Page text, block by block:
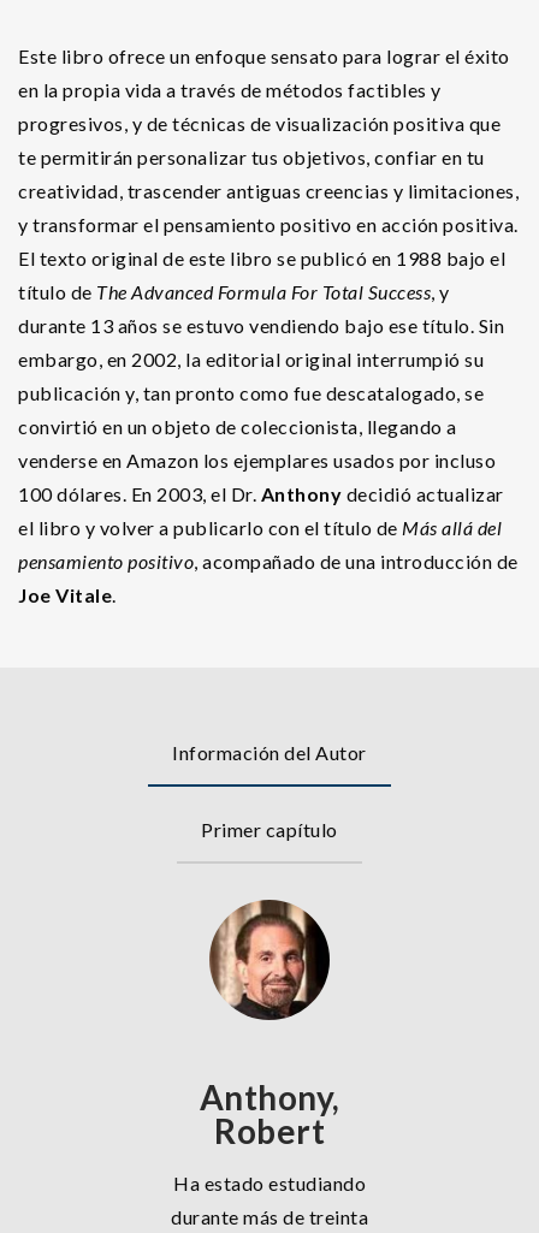
Este libro ofrece un enfoque sensato para lograr el éxito
en la propia vida a través de métodos factibles y
progresivos, y de técnicas de visualización positiva que
te permitirán personalizar tus objetivos, confiar en tu
creatividad, trascender antiguas creencias y limitaciones,
y transformar el pensamiento positivo en acción positiva.
El texto original de este libro se publicó en 1988 bajo el
título de The Advanced Formula For Total Success, y
durante 13 años se estuvo vendiendo bajo ese título. Sin
embargo, en 2002, la editorial original interrumpió su
publicación y, tan pronto como fue descatalogado, se
convirtió en un objeto de coleccionista, llegando a
venderse en Amazon los ejemplares usados por incluso
100 dólares. En 2003, el Dr. Anthony decidió actualizar
el libro y volver a publicarlo con el título de Más allá del
pensamiento positivo, acompañado de una introducción de
Joe Vitale.
Información del Autor
Primer capítulo
Anthony,
Robert
Ha estado estudiando
durante más de treinta